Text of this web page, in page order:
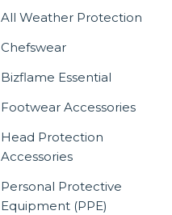
All Weather Protection
Chefswear
Bizflame Essential
Footwear Accessories
Head Protection
Accessories
Personal Protective
Equipment (PPE)